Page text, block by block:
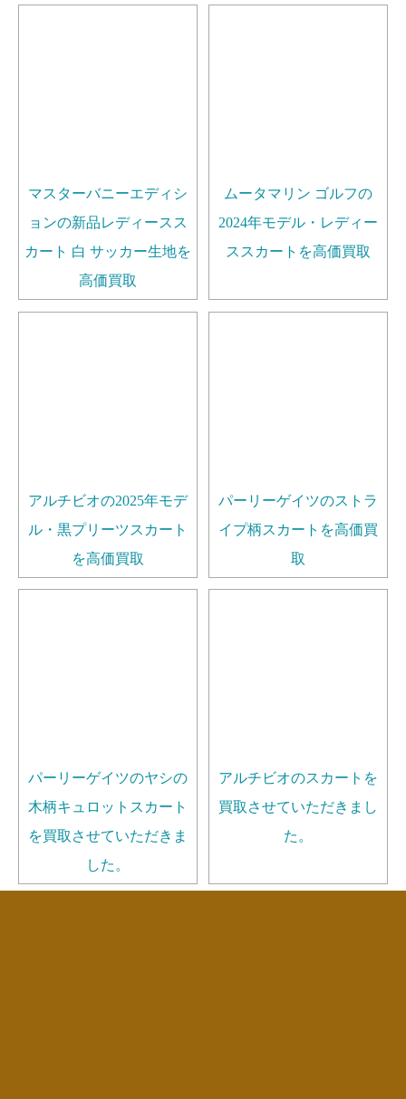
マスターバニーエディシ
ョンの新品レディースス
カート 白 サッカー生地を
高価買取
ムータマリン ゴルフの
2024年モデル・レディー
ススカートを高価買取
アルチビオの2025年モデ
ル・黒プリーツスカート
を高価買取
パーリーゲイツのストラ
イプ柄スカートを高価買
取
パーリーゲイツのヤシの
木柄キュロットスカート
を買取させていただきま
した。
アルチビオのスカートを
買取させていただきまし
た。